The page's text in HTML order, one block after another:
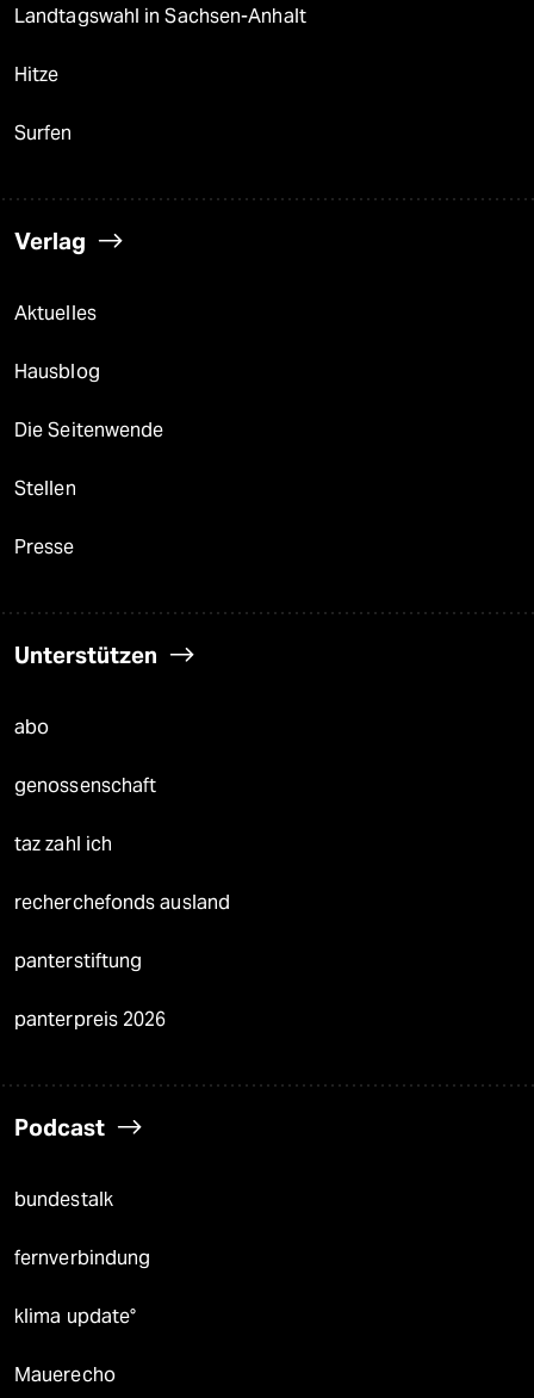
Landtagswahl in Sachsen-Anhalt
Hitze
Surfen
Verlag
Aktuelles
Hausblog
Die Seitenwende
Stellen
Presse
Unterstützen
abo
genossenschaft
taz zahl ich
recherchefonds ausland
panterstiftung
panterpreis 2026
Podcast
bundestalk
fernverbindung
klima update°
Mauerecho